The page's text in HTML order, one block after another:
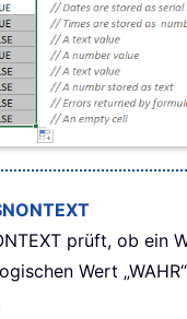
prüft, ob ein
Wert